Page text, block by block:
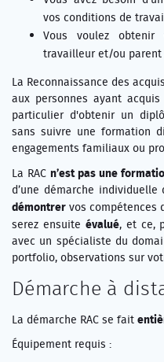
vos conditions de
Vous voulez
travailleur et/ou parent
La Reconnaissance des
aux personnes ayant
particulier d'obtenir un
sans suivre une formation
engagements familiaux ou
La RAC n’est pas une
d’une démarche
démontrer vos compétences
serez ensuite évalué, et ce,
avec un spécialiste du
portfolio, observations sur
Démarche à
La démarche RAC se fait
Équipement requis :